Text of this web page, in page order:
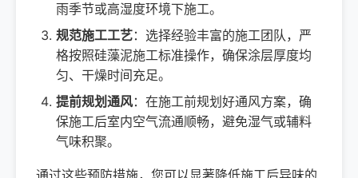
雨季节或高湿度环境下施工。
规范施工工艺：选择经验丰富的施工团队，严
格按照硅藻泥施工标准操作，确保涂层厚度均
匀、干燥时间充足。
提前规划通风：在施工前规划好通风方案，确
保施工后室内空气流通顺畅，避免湿气或辅料
气味积聚。
通过这些预防措施，您可以显著降低施工后异味的